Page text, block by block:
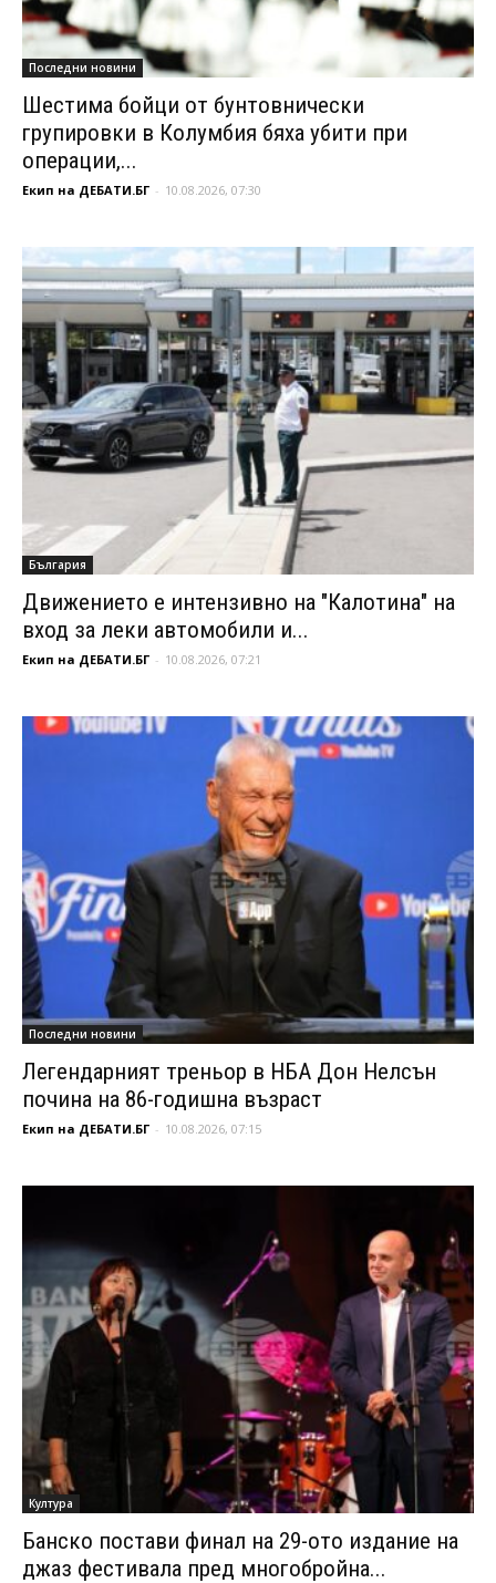
Последни новини
Шестима бойци от бунтовнически
групировки в Колумбия бяха убити при
операции,...
Екип на ДЕБАТИ.БГ - 10.08.2026, 07:30
България
Движението е интензивно на "Калотина" на
вход за леки автомобили и...
Екип на ДЕБАТИ.БГ - 10.08.2026, 07:21
Последни новини
Легендарният треньор в НБА Дон Нелсън
почина на 86-годишна възраст
Екип на ДЕБАТИ.БГ - 10.08.2026, 07:15
Култура
Банско постави финал на 29-ото издание на
джаз фестивала пред многобройна...